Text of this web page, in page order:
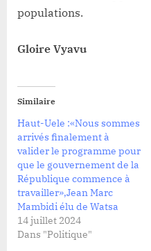
populations.
Gloire Vyavu
Similaire
Haut-Uele :«Nous sommes
arrivés finalement à
valider le programme pour
que le gouvernement de la
République commence à
travailler»,Jean Marc
Mambidi élu de Watsa
14 juillet 2024
Dans "Politique"